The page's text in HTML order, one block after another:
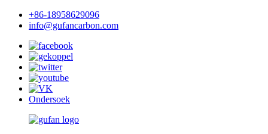
+86-18958629096
info@gufancarbon.com
Ondersoek